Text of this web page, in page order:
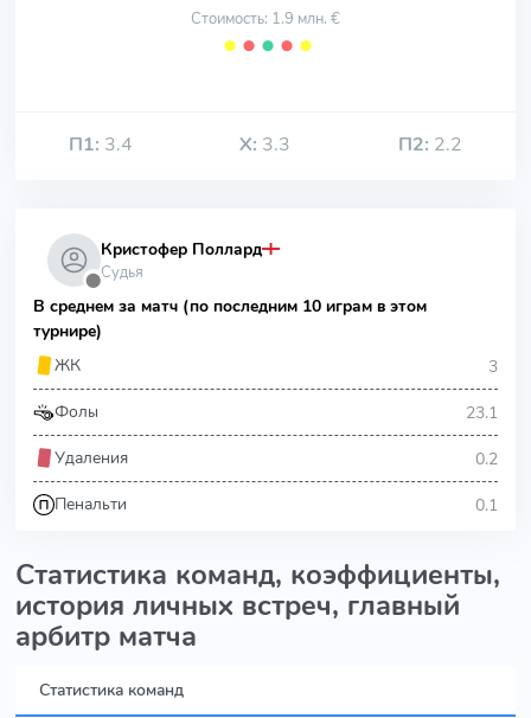
Стоимость: 1.9 млн. €
⬤ ⬤ ⬤ ⬤ ⬤
П1: 3.4 Х: 3.3 П2: 2.2
⬤
Кристофер Поллард
Судья
В среднем за матч (по последним 10 играм в этом
турнире)
ЖК
3
Фолы 23.1
Удаления 0.2
Пенальти 0.1
Статистика команд, коэффициенты,
история личных встреч, главный
арбитр матча
Статистика команд